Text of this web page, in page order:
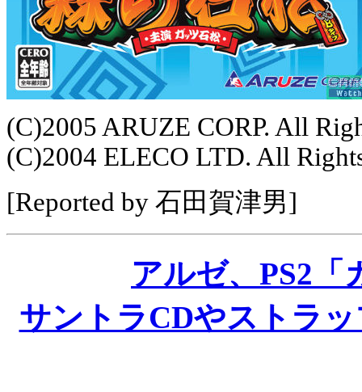
(C)2005 ARUZE CORP. All
(C)2004 ELECO LTD. All
[Reported by 石田賀津男]
アルゼ、PS2
サントラCDやストラ